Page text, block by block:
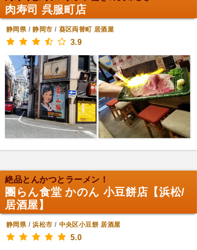
肉寿司 呉服町店
静岡県/静岡市 / 葵区両替町 居酒屋
3.9
絶品とんかつとラーメン！
團らん食堂 かのん 小豆餅店【浜松/
居酒屋】
静岡県/浜松市 / 中央区小豆餅 居酒屋
5.0